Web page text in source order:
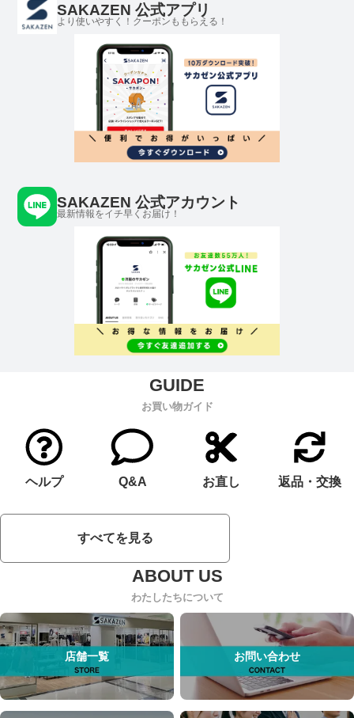
SAKAZEN 公式アプリ
より使いやすく！クーポンももらえる！
SAKAZEN 公式アカウント
最新情報をイチ早くお届け！
お買い物ガイド
ヘルプ Q&A お直し 返品・交換
すべてを見る
わたしたちについて
店舗一覧 お問い合わせ